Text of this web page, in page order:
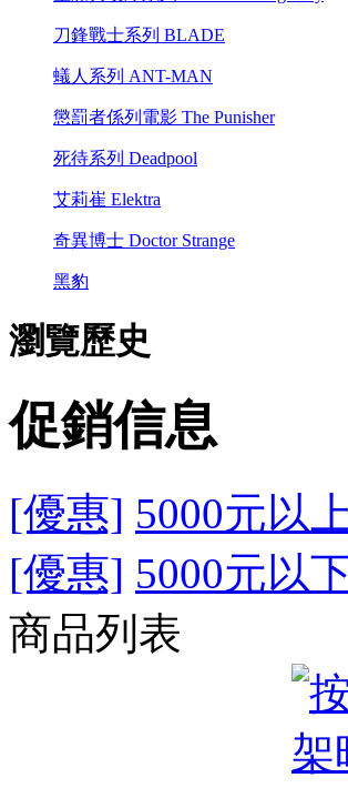
刀鋒戰士系列 BLADE
蟻人系列 ANT-MAN
懲罰者係列電影 The Punisher
死待系列 Deadpool
艾莉崔 Elektra
奇異博士 Doctor Strange
黑豹
瀏覽歷史
促銷信息
[優惠] 5000元以
[優惠] 5000元以
商品列表